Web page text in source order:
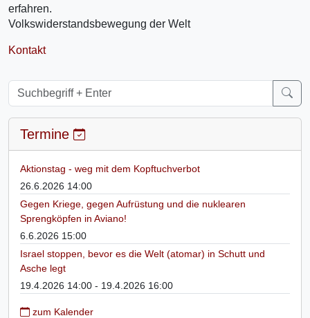
erfahren.
Volkswiderstandsbewegung der Welt
Kontakt
Termine
Aktionstag - weg mit dem Kopftuchverbot
26.6.2026 14:00
Gegen Kriege, gegen Aufrüstung und die nuklearen
Sprengköpfen in Aviano!
6.6.2026 15:00
Israel stoppen, bevor es die Welt (atomar) in Schutt und
Asche legt
19.4.2026 14:00 - 19.4.2026 16:00
zum Kalender